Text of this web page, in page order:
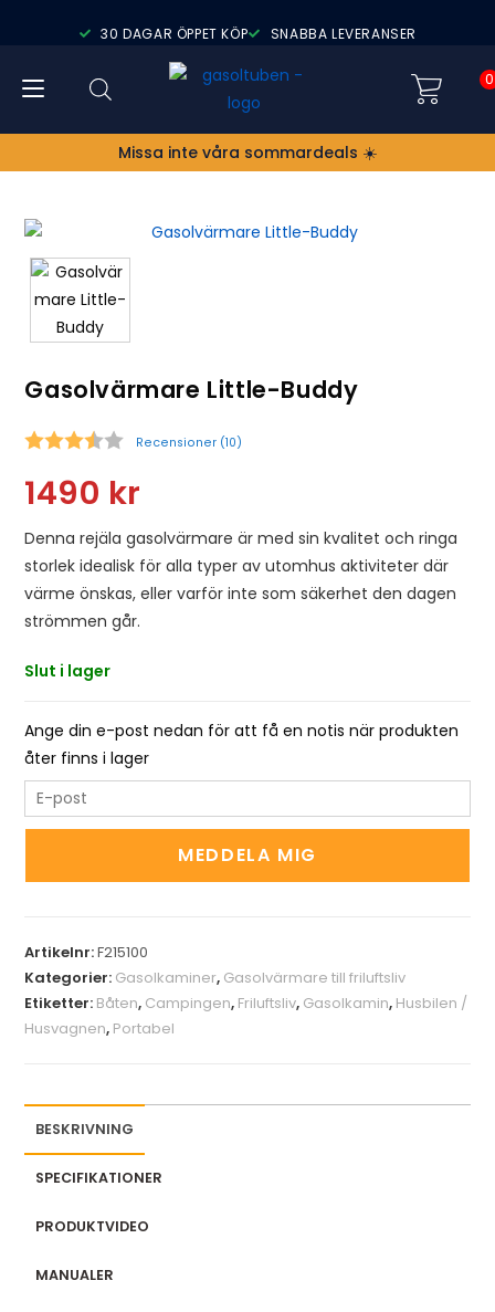
30 DAGAR ÖPPET KÖP SNABBA LEVERANSER
0
Missa inte våra sommardeals ☀️
Gasolvärmare Little-Buddy
Recensioner (10)
1490 kr
Denna rejäla gasolvärmare är med sin kvalitet och ringa
storlek idealisk för alla typer av utomhus aktiviteter där
värme önskas, eller varför inte som säkerhet den dagen
strömmen går.
Slut i lager
Ange din e-post nedan för att få en notis när produkten
åter finns i lager
n
o
u
r
e
l
MEDDELA MIG
Artikelnr:F215100
Kategorier: Gasolkaminer, Gasolvärmare till friluftsliv
Etiketter: Båten, Campingen, Friluftsliv, Gasolkamin, Husbilen /
Husvagnen, Portabel
BESKRIVNING
SPECIFIKATIONER
PRODUKTVIDEO
MANUALER